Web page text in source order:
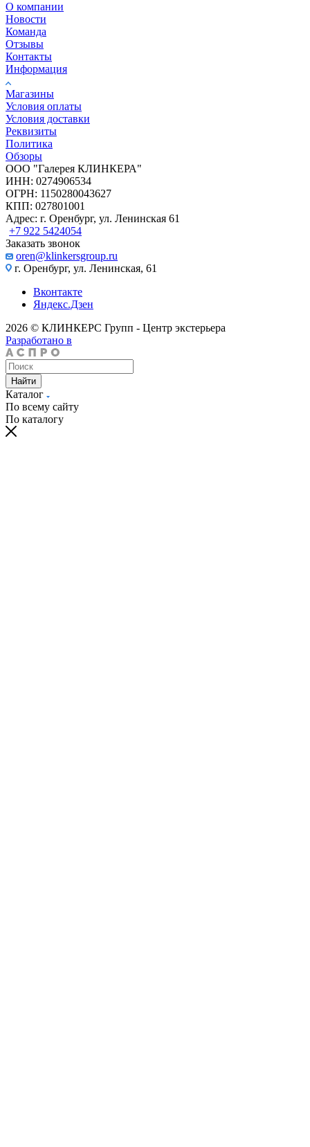
О компании
Новости
Команда
Отзывы
Контакты
Информация
Магазины
Условия оплаты
Условия доставки
Реквизиты
Политика
Обзоры
ООО "Галерея КЛИНКЕРА"
ИНН: 0274906534
ОГРН: 1150280043627
КПП: 027801001
Адрес: г. Оренбург, ул. Ленинская 61
+7 922 5424054
Заказать звонок
oren@klinkersgroup.ru
г. Оренбург, ул. Ленинская, 61
Вконтакте
Яндекс.Дзен
2026 © КЛИНКЕРС Групп - Центр экстерьера
Разработано в
Найти
Каталог
По всему сайту
По каталогу